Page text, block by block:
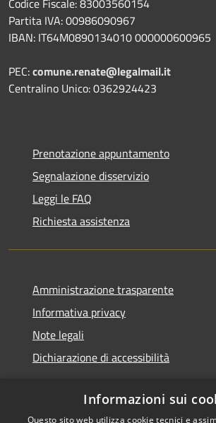
Partita IVA: 00986090967
IBAN: IT64M0890134010 000000600965
PEC:comune.renate@legalmail.it
Centralino Unico: 0362924423
Prenotazione appuntamento
Segnalazione disservizio
Leggi le FAQ
Richiesta assistenza
Amministrazione trasparente
Informativa privacy
Note legali
Dichiarazione di accessibilità
Informazioni sui
Questo sito web utilizza cookie tecnici e